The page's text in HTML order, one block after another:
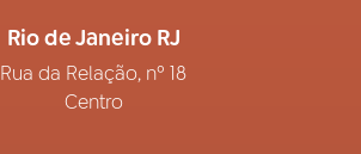
Rio de Janeiro RJ
Rua da Relação, nº 18
Centro